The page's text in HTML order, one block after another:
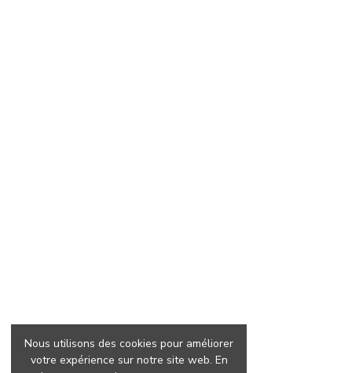
Nous utilisons des cookies pour améliorer
votre expérience sur notre site web. En